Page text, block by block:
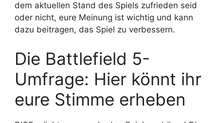
dem aktuellen Stand des Spiels zufrieden seid
oder nicht, eure Meinung ist wichtig und kann
dazu beitragen, das Spiel zu verbessern.
Die Battlefield 5-
Umfrage: Hier könnt ihr
eure Stimme erheben